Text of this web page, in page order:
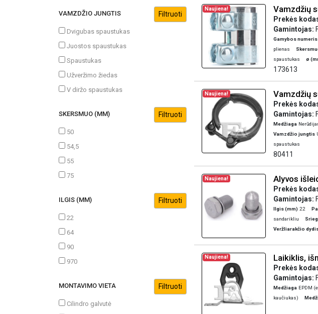
VAMZDŽIO JUNGTIS
Dvigubas spaustukas
Juostos spaustukas
Spaustukas
Užveržimo žiedas
V diržo spaustukas
SKERSMUO (MM)
50
54,5
55
75
ILGIS (MM)
22
64
90
970
MONTAVIMO VIETA
Cilindro galvutė
Naujiena! Vamzdžių
Prekės
Gamintojas:
Gamybos numeris
plienas
spaustukas
ø
173613
Naujiena! Vamzdžių
Prekės
Gamintojas:
Medžiaga
Vamzdžio jungtis
spaustukas
80411
Naujiena! Alyvos
Prekės
Gamintojas:
Ilgis (mm) 22
sandarikliu
Veržliarakčio
Naujiena! Laikiklis,
Prekės
Gamintojas:
Medžiaga EPDM
kaučiukas)